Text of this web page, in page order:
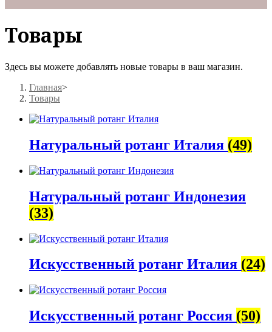
Товары
Здесь вы можете добавлять новые товары в ваш магазин.
Главная>
Товары
Натуральный ротанг Италия (49)
Натуральный ротанг Индонезия
(33)
Искусственный ротанг Италия (24)
Искусственный ротанг Россия (50)